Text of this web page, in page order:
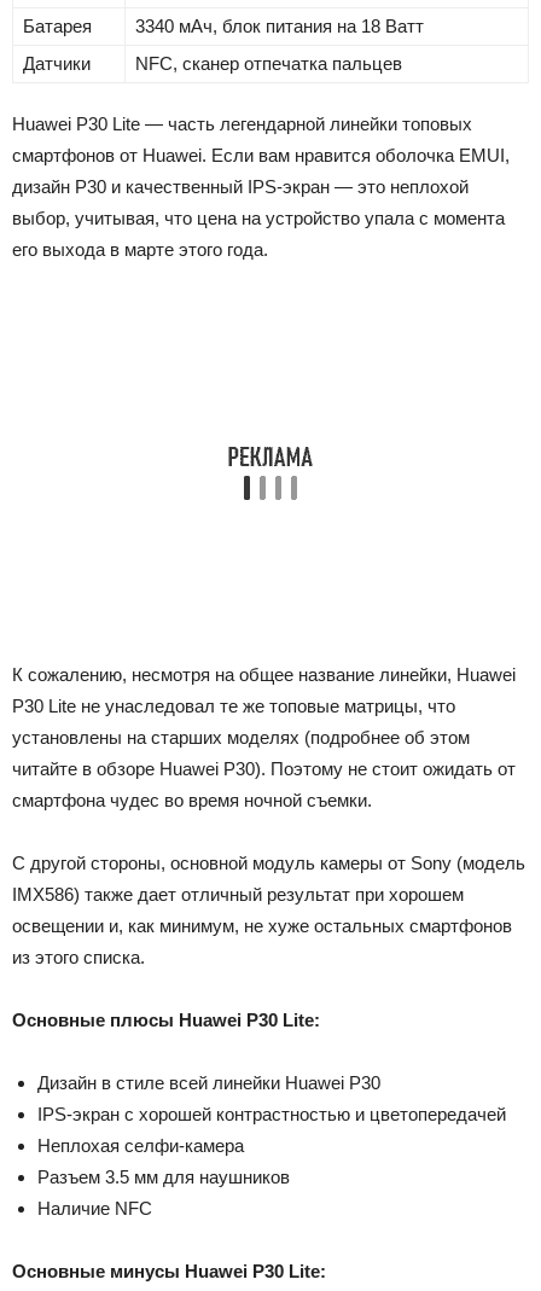
Батарея
3340 мАч, блок питания на 18 Ватт
Датчики
NFC, сканер отпечатка пальцев
Huawei P30 Lite — часть легендарной линейки топовых
смартфонов от Huawei. Если вам нравится оболочка EMUI,
дизайн P30 и качественный IPS-экран — это неплохой
выбор, учитывая, что цена на устройство упала с момента
его выхода в марте этого года.
К сожалению, несмотря на общее название линейки, Huawei
P30 Lite не унаследовал те же топовые матрицы, что
установлены на старших моделях (подробнее об этом
читайте в обзоре Huawei P30). Поэтому не стоит ожидать от
смартфона чудес во время ночной съемки.
С другой стороны, основной модуль камеры от Sony (модель
IMX586) также дает отличный результат при хорошем
освещении и, как минимум, не хуже остальных смартфонов
из этого списка.
Основные плюсы Huawei P30 Lite:
Дизайн в стиле всей линейки Huawei P30
IPS-экран с хорошей контрастностью и цветопередачей
Неплохая селфи-камера
Разъем 3.5 мм для наушников
Наличие NFC
Основные минусы Huawei P30 Lite: